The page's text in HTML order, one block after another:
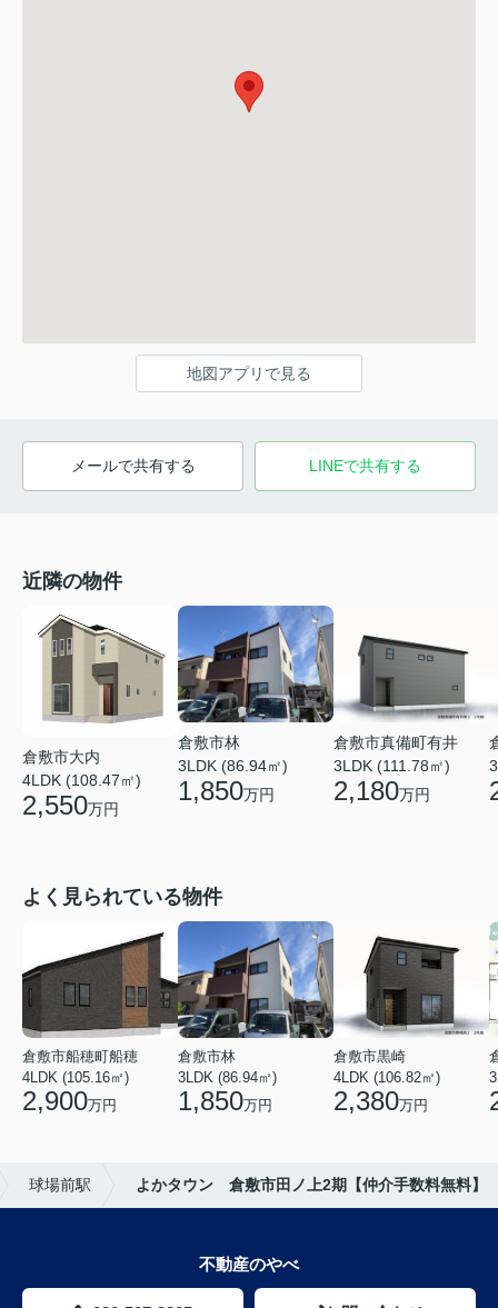
地図アプリで見る
メールで共有する LINEで共有する
近隣の物件
倉敷市大内
4LDK (108.47㎡)
2,550万円
倉敷市林
3LDK (86.94㎡)
1,850万円
倉敷市真備町有井
3LDK (111.78㎡)
2,180万円
よく見られている物件
倉敷市船穂町船穂
4LDK (105.16㎡)
2,900万円
倉敷市林
3LDK (86.94㎡)
1,850万円
倉敷市黒崎
4LDK (106.82㎡)
2,380万円
球場前駅 よかタウン 倉敷市田ノ上2期【仲介手数料無料】
不動産のやべ